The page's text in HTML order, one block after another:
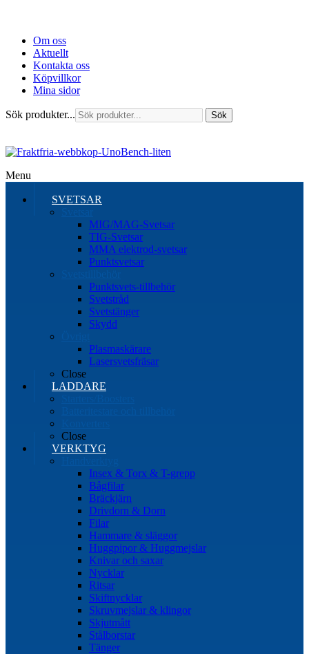
Om oss
Aktuellt
Kontakta oss
Köpvillkor
Mina sidor
Sök produkter... Sök
Menu
SVETSAR
MIG/MAG-Svetsar
TIG-Svetsar
MMA elektrod-svetsar
Punktsvetsar
Punktsvets-tillbehör
Svetstråd
Svetstänger
Skydd
Plasmaskärare
Lasersvetsfräsar
Close
LADDARE
Close
VERKTYG
Insex & Torx & T-grepp
Bågfilar
Bräckjärn
Drivdorn & Dorn
Filar
Hammare & släggor
Huggpipor & Huggmejslar
Knivar och saxar
Nycklar
Ritsar
Skiftnycklar
Skruvmejslar & klingor
Skjutmått
Stålborstar
Tänger